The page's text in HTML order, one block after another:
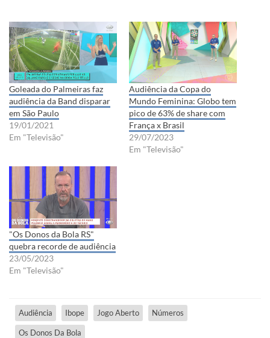
Goleada do Palmeiras faz
audiência da Band disparar
em São Paulo
19/01/2021
Em "Televisão"
Audiência da Copa do
Mundo Feminina: Globo tem
pico de 63% de share com
França x Brasil
29/07/2023
Em "Televisão"
"Os Donos da Bola RS"
quebra recorde de audiência
23/05/2023
Em "Televisão"
Audiência Ibope Jogo Aberto Números
Os Donos Da Bola